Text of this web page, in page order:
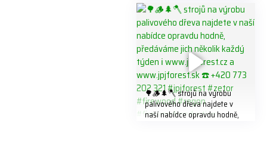
#biojack #regon #vahvajussi
🌳🪵🌲🪓 strojů na výrobu
palivového dřeva najdete v
naší nabídce opravdu hodně,